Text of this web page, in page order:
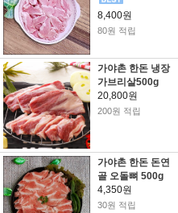
8,400원
80원 적립
가야촌 한돈 냉장
가브리살500g
20,800원
200원 적립
가야촌 한돈 돈연
골 오돌뼈 500g
4,350원
30원 적립